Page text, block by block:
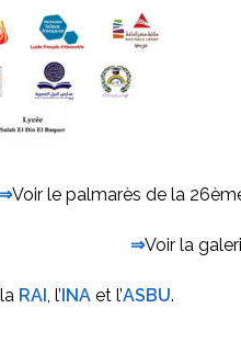
⇒Voir le palmarès de la
⇒Voir la
RAI, l’INAet l’ASBU.